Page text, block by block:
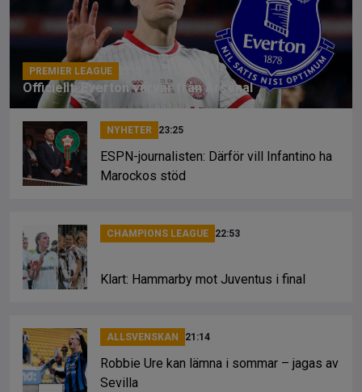
o
k
s
k
PREMIER LEAGUE
Officiellt: Everton värvar från Arsenal
NYHETER 23:25
ESPN-journalisten: Därför vill Infantino ha
Marockos stöd
CHAMPIONS LEAGUE 22:53
Klart: Hammarby mot Juventus i final
ALLSVENSKAN 21:14
Robbie Ure kan lämna i sommar – jagas av
Sevilla